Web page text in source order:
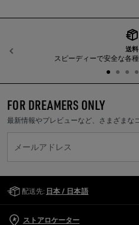
送料
スピーディーで安全な各
前へ
FOR DREAMERS ONLY
最新情報やプレビューなど、さまざまな
メールアドレス
配送先: 日本 / 日本語
ストアロケーター